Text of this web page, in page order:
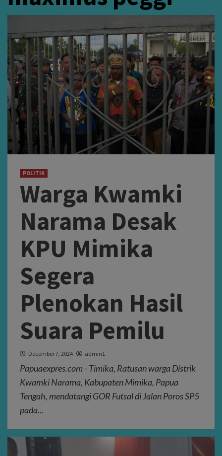
POLITIK
Warga Kwamki
Narama Desak
KPU Mimika
Segera
Plenokan Hasil
Suara Pemilu
December 7, 2024 admin1
Papuaexpres.com - Timika, Ratusan warga Distrik
Kwamki Narama, Kabupaten Mimika, Papua
Tengah, mendatangi GOR Futsal di Jalan Poros SP5
pada...